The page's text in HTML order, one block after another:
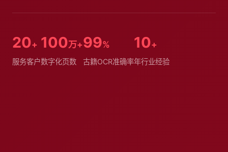
20+
服务客户
100万+
数字化页数
99%
古籍OCR准确率
10+
年行业经验